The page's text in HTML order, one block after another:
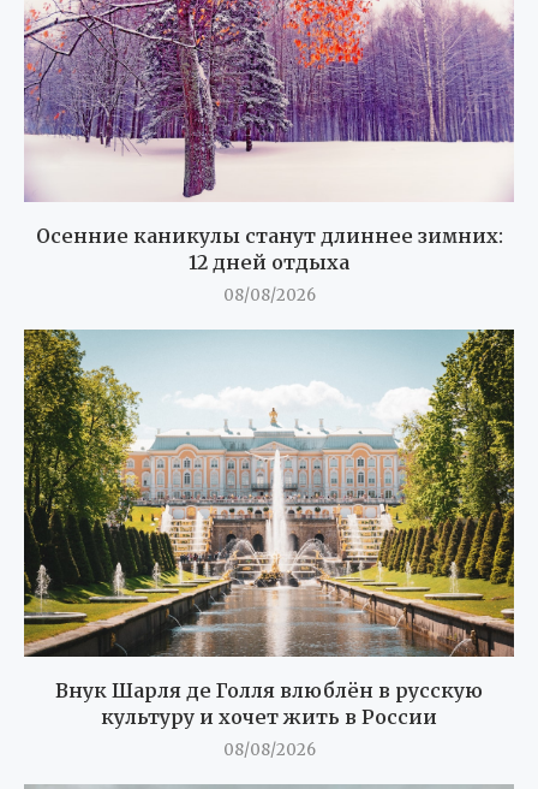
Осенние каникулы станут длиннее зимних:
12 дней отдыха
08/08/2026
Внук Шарля де Голля влюблён в русскую
культуру и хочет жить в России
08/08/2026